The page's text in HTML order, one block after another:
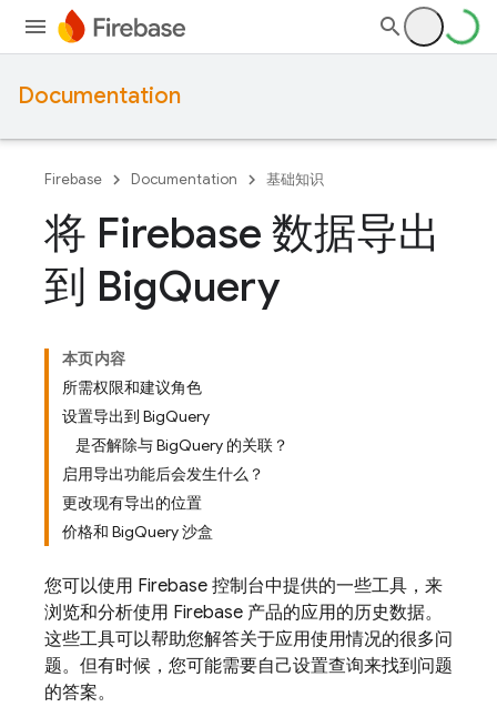
Documentation
Firebase Documentation 基础知识
将 Firebase 数据导出
到 BigQuery
本页内容
所需权限和建议角色
设置导出到 BigQuery
是否解除与 BigQuery 的关联？
启用导出功能后会发生什么？
更改现有导出的位置
价格和 BigQuery 沙盒
您可以使用 Firebase 控制台中提供的一些工具，来
浏览和分析使用 Firebase 产品的应用的历史数据。
这些工具可以帮助您解答关于应用使用情况的很多问
题。但有时候，您可能需要自己设置查询来找到问题
的答案。